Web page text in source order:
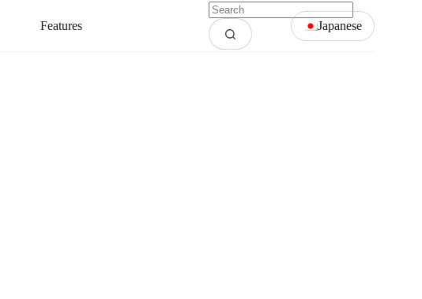
Features Japanese